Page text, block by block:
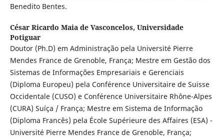
Benedito Bentes.
César Ricardo Maia de Vasconcelos, Universidade
Potiguar
Doutor (Ph.D) em Administração pela Université Pierre
Mendes France de Grenoble, França; Mestre em Gestão dos
Sistemas de Informações Empresariais e Gerenciais
(Diploma Europeu) pela Conférence Universitaire de Suisse
Occidentale (CUSO) e Conférence Universitaire Rhône-Alpes
(CURA) Suíça / França; Mestre em Sistema de Informação
(Diploma Francês) pela École Supérieure des Affaires (ESA) -
Université Pierre Mendes France de Grenoble, França;